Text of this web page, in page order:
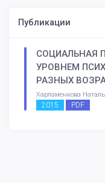
Публикации
СОЦИАЛЬНАЯ
УРОВНЕМ
РАЗНЫХ
Харламенкова
2015 PDF